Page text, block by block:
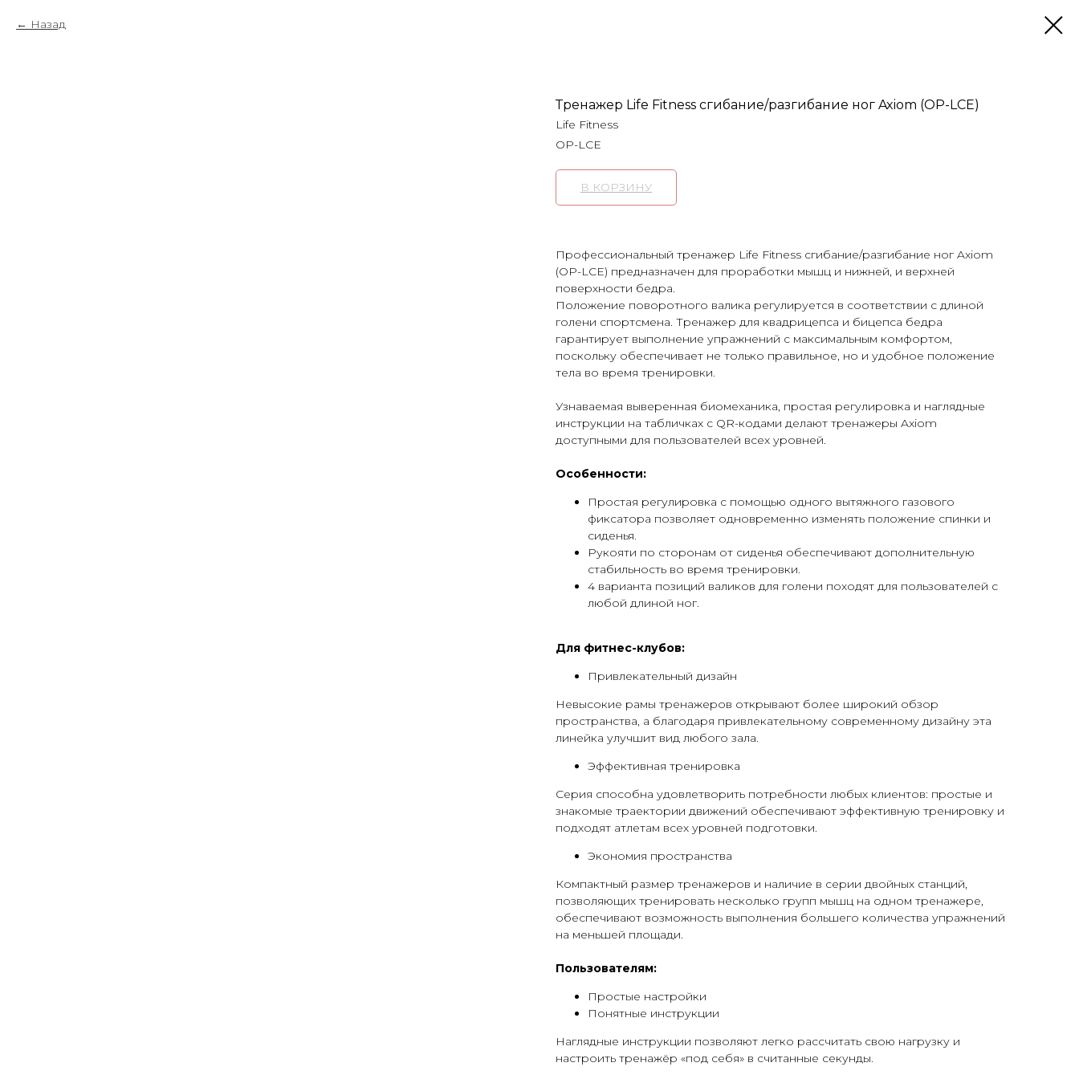
Назад
Тренажер Life Fitness cгибание/разгибание ног Axiom (OP-LCE)
Life Fitness
OP-LCE
В КОРЗИНУ
Профессиональный тренажер Life Fitness cгибание/разгибание ног Axiom
(OP-LCE) предназначен для проработки мышц и нижней, и верхней
поверхности бедра.
Положение поворотного валика регулируется в соответствии с длиной
голени спортсмена. Тренажер для квадрицепса и бицепса бедра
гарантирует выполнение упражнений с максимальным комфортом,
поскольку обеспечивает не только правильное, но и удобное положение
тела во время тренировки.
Узнаваемая выверенная биомеханика, простая регулировка и наглядные
инструкции на табличках с QR-кодами делают тренажеры Axiom
доступными для пользователей всех уровней.
Особенности:
Простая регулировка с помощью одного вытяжного газового
фиксатора позволяет одновременно изменять положение спинки и
сиденья.
Рукояти по сторонам от сиденья обеспечивают дополнительную
стабильность во время тренировки.
4 варианта позиций валиков для голени походят для пользователей с
любой длиной ног.
Для фитнес-клубов:
Привлекательный дизайн
Невысокие рамы тренажеров открывают более широкий обзор
пространства, а благодаря привлекательному современному дизайну эта
линейка улучшит вид любого зала.
Эффективная тренировка
Серия способна удовлетворить потребности любых клиентов: простые и
знакомые траектории движений обеспечивают эффективную тренировку и
подходят атлетам всех уровней подготовки.
Экономия пространства
Компактный размер тренажеров и наличие в серии двойных станций,
позволяющих тренировать несколько групп мышц на одном тренажере,
обеспечивают возможность выполнения большего количества упражнений
на меньшей площади.
Пользователям:
Простые настройки
Понятные инструкции
Наглядные инструкции позволяют легко рассчитать свою нагрузку и
настроить тренажёр «под себя» в считанные секунды.